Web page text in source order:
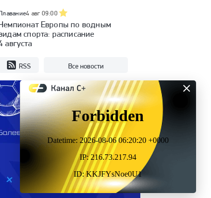
4 авг 09:00
Европы по водным
спорта: расписание
августа
RSS Все новости